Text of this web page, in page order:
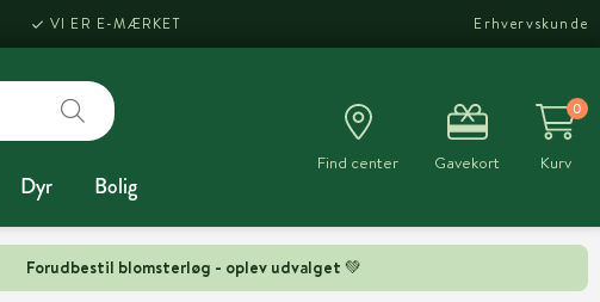
Forudbestil blomsterløg - oplev udvalget 💚
VI ER E-MÆRKET Erhvervskunde
Dyr Bolig
Find center Gavekort
0
Kurv